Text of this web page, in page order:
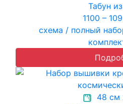
Табун
1100 –
схема / полный
48 см